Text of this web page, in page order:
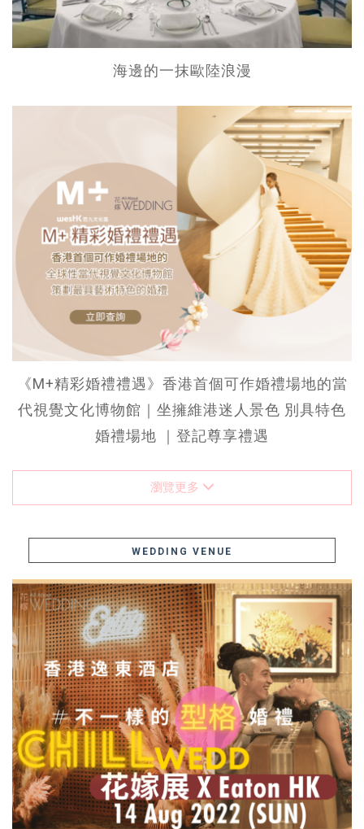
海邊的一抹歐陸浪漫
《M+精彩婚禮禮遇》香港首個可作婚禮場地的當
代視覺文化博物館｜坐擁維港迷人景色 別具特色
婚禮場地 ｜登記尊享禮遇
瀏覽更多
WEDDING VENUE